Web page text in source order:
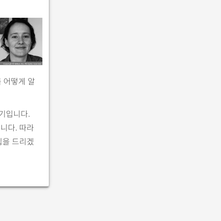
어떻게 알
입니다.
다. 따라
드리겠